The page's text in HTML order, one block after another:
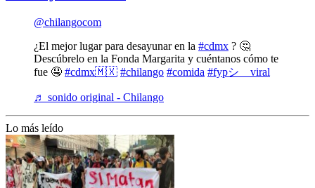
@chilangocom
¿El mejor lugar para desayunar en la #cdmx ? 🤔
Descúbrelo en la Fonda Margarita y cuéntanos cómo te
fue 🤤 #cdmx🇲🇽 #chilango #comida #fypシ゚viral
♬ sonido original - Chilango
Lo más leído